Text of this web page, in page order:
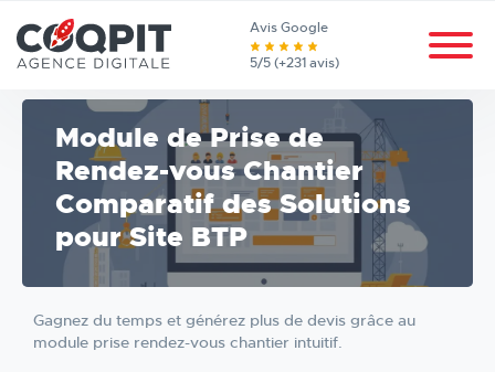
Avis Google
5/5 (+231 avis)
Module de Prise de
Rendez-vous Chantier
Comparatif des Solutions
pour Site BTP
Gagnez du temps et générez plus de devis grâce au
module prise rendez-vous chantier intuitif.